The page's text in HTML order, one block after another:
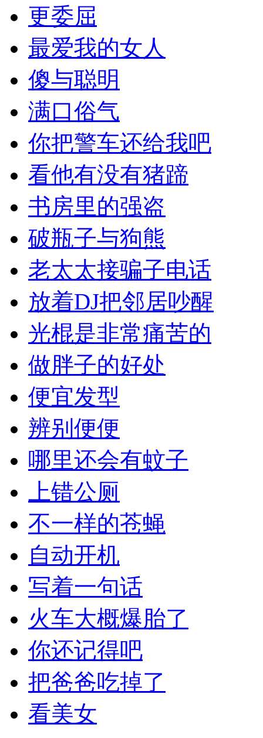
更委屈
最爱我的女人
傻与聪明
满口俗气
你把警车还给我吧
看他有没有猪蹄
书房里的强盗
破瓶子与狗熊
老太太接骗子电话
放着DJ把邻居吵醒
光棍是非常痛苦的
做胖子的好处
便宜发型
辨别便便
哪里还会有蚊子
上错公厕
不一样的苍蝇
自动开机
写着一句话
火车大概爆胎了
你还记得吧
把爸爸吃掉了
看美女